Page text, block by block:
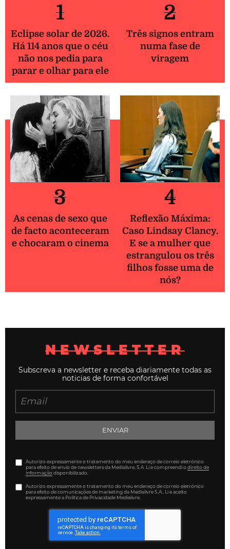
1
Eclipse solar de 2026.
Há 114 anos que o céu
não nos pedia para
parar e olhar para ele
2
Três signos entram
numa fase de
viragem
3
As cenas de sexo que
de facto aconteceram
e chocaram o cinema
4
Reflexão Máxima:
Caso Lindsay Clancy.
E se a mulher que
estrangulou os três
filhos fosse uma de
nós?
NEWSLETTER
Subscreva a newsletter e receba diariamente todas as
noticias de forma confortável
ENVIAR
Autorizo expressamente o tratamento do meu endereço de correio eletrónico
para efeito de envio de newsletters da Medialivre, S.A. Li e compreendi odireito de
informaçãodisponibilizado.
Autorizo expressamente o tratamento do meu endereço de correio eletrónico
para efeito de comunicações de marketing da Medialivre S.A.. Li e aceito
expressamente a Política de Privacidade Medialivre.